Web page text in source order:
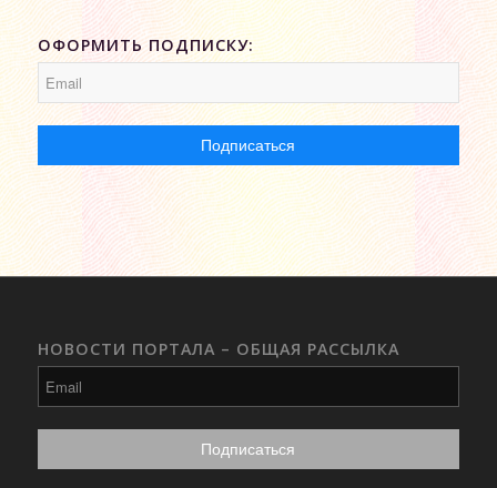
ОФОРМИТЬ ПОДПИСКУ:
НОВОСТИ ПОРТАЛА – ОБЩАЯ РАССЫЛКА